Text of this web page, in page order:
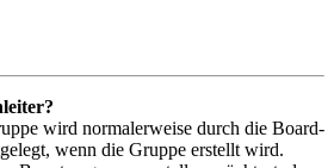
wird normalerweise durch die Board-
wenn die Gruppe erstellt wird.